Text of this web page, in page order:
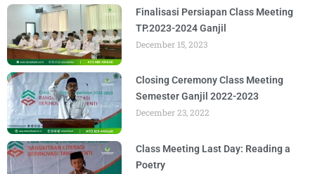
Finalisasi Persiapan Class Meeting
TP.2023-2024 Ganjil
December 15, 2023
Closing Ceremony Class Meeting
Semester Ganjil 2022-2023
December 23, 2022
Class Meeting Last Day: Reading a
Poetry